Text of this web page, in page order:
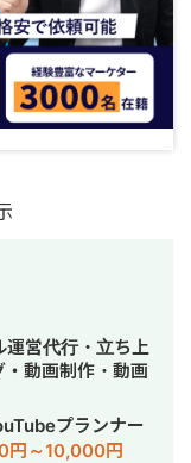
営代行・立ち上
動画制作・動画
プランナー
円～10,000円